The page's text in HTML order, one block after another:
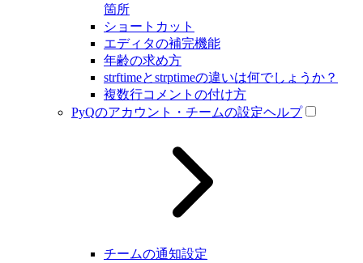
箇所
ショートカット
エディタの補完機能
年齢の求め方
strftimeとstrptimeの違いは何でしょうか？
複数行コメントの付け方
PyQのアカウント・チームの設定ヘルプ
チームの通知設定